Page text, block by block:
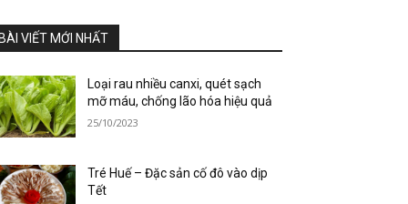
BÀI VIẾT MỚI NHẤT
Loại rau nhiều canxi, quét sạch
mỡ máu, chống lão hóa hiệu quả
25/10/2023
Tré Huế – Đặc sản cố đô vào dịp
Tết